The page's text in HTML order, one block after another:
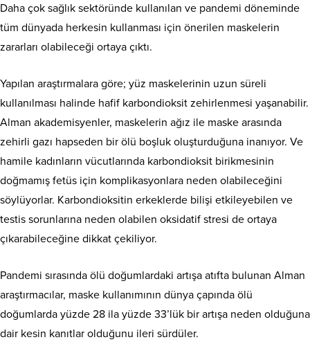
Daha çok sağlık sektöründe kullanılan ve pandemi döneminde
tüm dünyada herkesin kullanması için önerilen maskelerin
zararları olabileceği ortaya çıktı.
Yapılan araştırmalara göre; yüz maskelerinin uzun süreli
kullanılması halinde hafif karbondioksit zehirlenmesi yaşanabilir.
Alman akademisyenler, maskelerin ağız ile maske arasında
zehirli gazı hapseden bir ölü boşluk oluşturduğuna inanıyor. Ve
hamile kadınların vücutlarında karbondioksit birikmesinin
doğmamış fetüs için komplikasyonlara neden olabileceğini
söylüyorlar. Karbondioksitin erkeklerde bilişi etkileyebilen ve
testis sorunlarına neden olabilen oksidatif stresi de ortaya
çıkarabileceğine dikkat çekiliyor.
Pandemi sırasında ölü doğumlardaki artışa atıfta bulunan Alman
araştırmacılar, maske kullanımının dünya çapında ölü
doğumlarda yüzde 28 ila yüzde 33’lük bir artışa neden olduğuna
dair kesin kanıtlar olduğunu ileri sürdüler.